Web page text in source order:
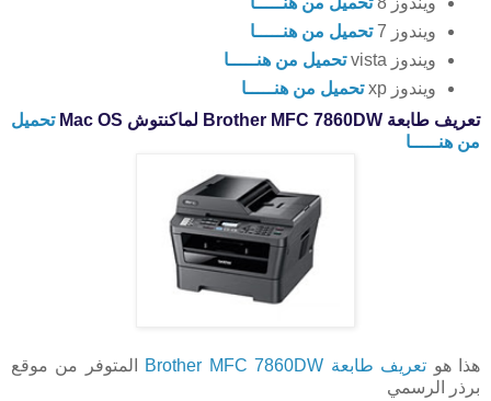
ويندوز 7
تحميل من هنـــــا
ويندوز vista
تحميل من هنـــــا
ويندوز xp
تحميل من هنـــــا
تعريف طابعة Brother MFC 7860DW لماكنتوش Mac OS
تحميل
من هنـــــا
هذا هو تعريف طابعة Brother MFC 7860DW
المتوفر من موقع
برذر الرسمي